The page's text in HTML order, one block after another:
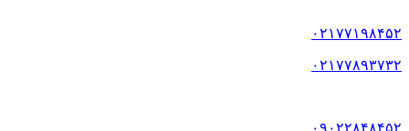
۰۲۱۷۷۱۹۸۴۵۲
۰۲۱۷۷۸۹۳۷۳۲